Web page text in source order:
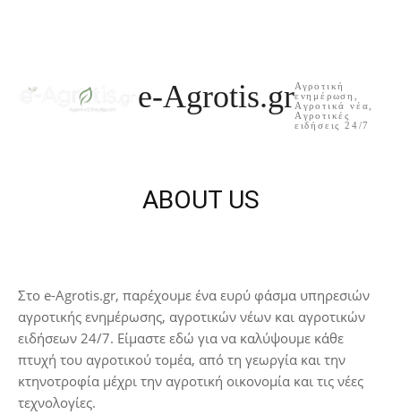
e-Agrotis.grΑγροτική
ενημέρωση,
Aγροτικά νέα,
Aγροτικές
ειδήσεις 24/7
ABOUT US
Στο e-Agrotis.gr, παρέχουμε ένα ευρύ φάσμα υπηρεσιών
αγροτικής ενημέρωσης, αγροτικών νέων και αγροτικών
ειδήσεων 24/7. Είμαστε εδώ για να καλύψουμε κάθε
πτυχή του αγροτικού τομέα, από τη γεωργία και την
κτηνοτροφία μέχρι την αγροτική οικονομία και τις νέες
τεχνολογίες.